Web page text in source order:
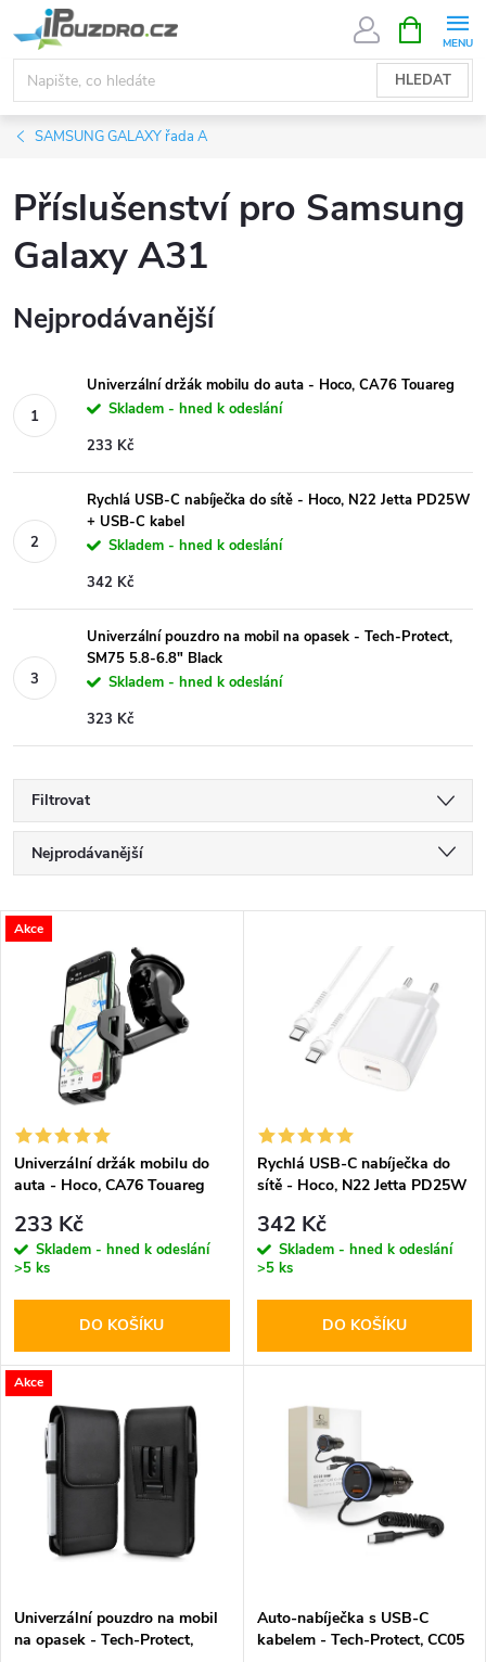
na
obsah
HLEDAT
NÁKUPNÍ
KOŠÍK
SAMSUNG GALAXY řada A
Příslušenství pro Samsung
Galaxy A31
Nejprodávanější
Univerzální držák mobilu do auta - Hoco, CA76 Touareg
Skladem - hned k odeslání
233 Kč
Rychlá USB-C nabíječka do sítě - Hoco, N22 Jetta PD25W
+ USB-C kabel
Skladem - hned k odeslání
342 Kč
Univerzální pouzdro na mobil na opasek - Tech-Protect,
SM75 5.8-6.8" Black
Skladem - hned k odeslání
323 Kč
Filtrovat
Ř
a
í
p
r
o
d
u
Nejprodávanější
Nejdražší
Abecedně
V
s
p
r
o
d
Akce
Univerzální držák mobilu do
auta - Hoco, CA76 Touareg
233 Kč
Skladem - hned k odeslání
>5 ks
DO KOŠÍKU
Rychlá USB-C nabíječka do
sítě - Hoco, N22 Jetta PD25W
342 Kč
Skladem - hned k odeslání
>5 ks
DO KOŠÍKU
Akce
Univerzální pouzdro na mobil
na opasek - Tech-Protect,
Auto-nabíječka s USB-C
kabelem - Tech-Protect, CC05